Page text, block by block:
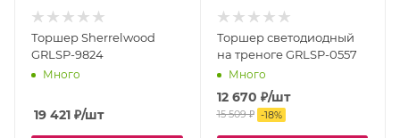
Торшер Sherrelwood
GRLSP-9824
Много
19 421 ₽/шт
Торшер светодиодный
на треноге GRLSP-0557
Много
12 670 ₽/шт
15 509₽ -18%